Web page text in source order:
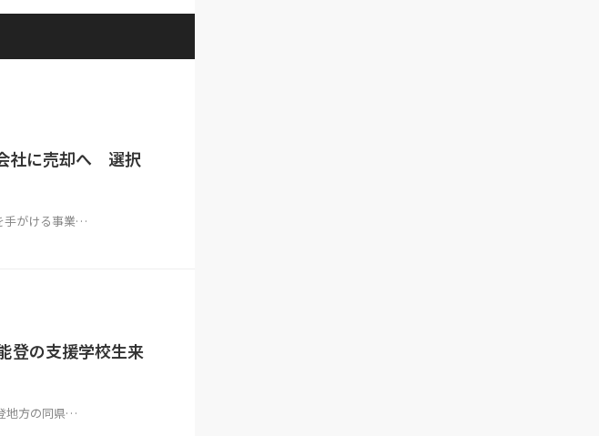
社に売却へ 選択
手がける事業…
登の支援学校生来
地方の同県…